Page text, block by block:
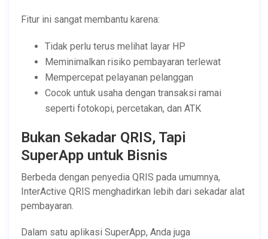
Fitur ini sangat membantu karena:
Tidak perlu terus melihat layar HP
Meminimalkan risiko pembayaran terlewat
Mempercepat pelayanan pelanggan
Cocok untuk usaha dengan transaksi ramai
seperti fotokopi, percetakan, dan ATK
Bukan Sekadar QRIS, Tapi
SuperApp untuk Bisnis
Berbeda dengan penyedia QRIS pada umumnya,
InterActive QRIS menghadirkan lebih dari sekadar alat
pembayaran.
Dalam satu aplikasi SuperApp, Anda juga